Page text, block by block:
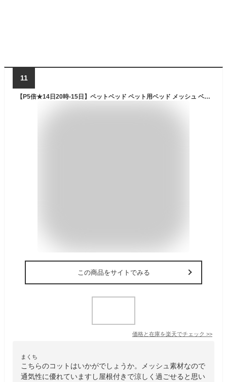
11
【P5倍★14日20時-15日】ペットベッド ペット用ベッド メッシュ ベッド L ペット用コット ハンモック 脚付き コット テント付き シェブロン柄 おしゃれ 春夏 夏用 屋内 屋外 小型犬 犬 アウトドア キャンプ 涼しい 日除け 熱中症対策 通気性 猫用 【30日保証】
この商品をサイトでみる
価格と在庫を楽天でチェック >>
まくち
こちらのコットはいかがでしょうか。メッシュ素材なので
通気性に優れていますし屋根付きで涼しく過ごせると思い